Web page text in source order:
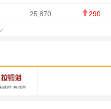
25,870 290
15,105 -70